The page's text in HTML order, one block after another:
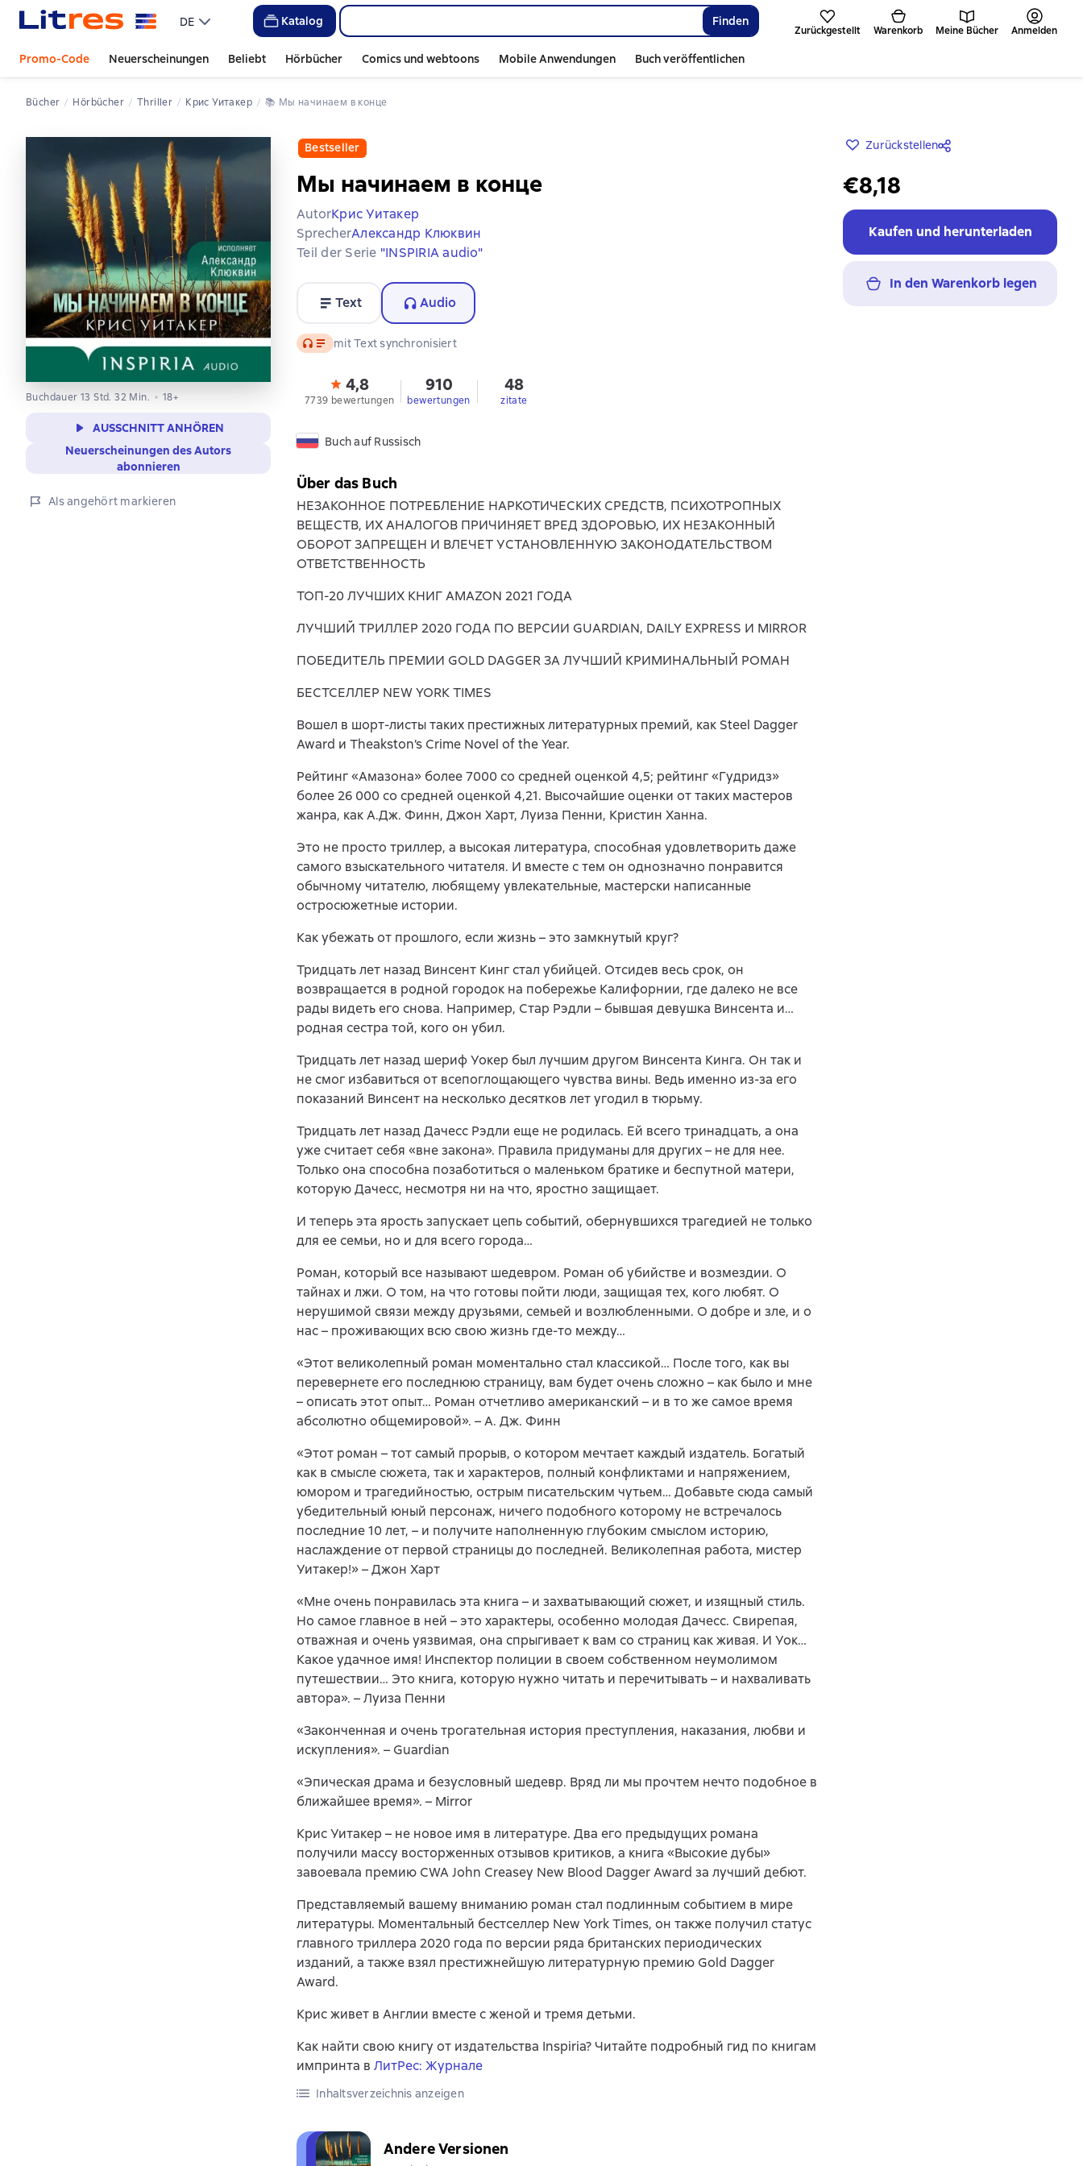
DE Katalog Finden
Zurückgestellt Warenkorb Meine Bücher Anmelden
Promo-Code Neuerscheinungen Beliebt Hörbücher Comics und webtoons Mobile Anwendungen Buch veröffentlichen
Bücher Hörbücher Thriller Крис Уитакер 📚 Мы начинаем в конце
Buchdauer 13 Std. 32 Min. 18+
AUSSCHNITT ANHÖREN
Neuerscheinungen des Autors
abonnieren
Als angehört markieren
Bestseller
Мы начинаем в конце
AutorКрис Уитакер
SprecherАлександр Клюквин
Teil der Serie "INSPIRIA audio"
Text Audio
Audio mit Text synchronisiert
4,8
7739 bewertungen
910
bewertungen
48
zitate
Buch auf Russisch
Zurückstellen
€8,18
Kaufen und herunterladen
In den Warenkorb legen
Über das Buch
НЕЗАКОННОЕ ПОТРЕБЛЕНИЕ НАРКОТИЧЕСКИХ СРЕДСТВ, ПСИХОТРОПНЫХ
ВЕЩЕСТВ, ИХ АНАЛОГОВ ПРИЧИНЯЕТ ВРЕД ЗДОРОВЬЮ, ИХ НЕЗАКОННЫЙ
ОБОРОТ ЗАПРЕЩЕН И ВЛЕЧЕТ УСТАНОВЛЕННУЮ ЗАКОНОДАТЕЛЬСТВОМ
ОТВЕТСТВЕННОСТЬ
ТОП-20 ЛУЧШИХ КНИГ AMAZON 2021 ГОДА
ЛУЧШИЙ ТРИЛЛЕР 2020 ГОДА ПО ВЕРСИИ GUARDIAN, DAILY EXPRESS И MIRROR
ПОБЕДИТЕЛЬ ПРЕМИИ GOLD DAGGER ЗА ЛУЧШИЙ КРИМИНАЛЬНЫЙ РОМАН
БЕСТСЕЛЛЕР NEW YORK TIMES
Вошел в шорт-листы таких престижных литературных премий, как Steel Dagger
Award и Theakston’s Crime Novel of the Year.
Рейтинг «Амазона» более 7000 со средней оценкой 4,5; рейтинг «Гудридз»
более 26 000 со средней оценкой 4,21. Высочайшие оценки от таких мастеров
жанра, как А.Дж. Финн, Джон Харт, Луиза Пенни, Кристин Ханна.
Это не просто триллер, а высокая литература, способная удовлетворить даже
самого взыскательного читателя. И вместе с тем он однозначно понравится
обычному читателю, любящему увлекательные, мастерски написанные
остросюжетные истории.
Как убежать от прошлого, если жизнь – это замкнутый круг?
Тридцать лет назад Винсент Кинг стал убийцей. Отсидев весь срок, он
возвращается в родной городок на побережье Калифорнии, где далеко не все
рады видеть его снова. Например, Стар Рэдли – бывшая девушка Винсента и…
родная сестра той, кого он убил.
Тридцать лет назад шериф Уокер был лучшим другом Винсента Кинга. Он так и
не смог избавиться от всепоглощающего чувства вины. Ведь именно из-за его
показаний Винсент на несколько десятков лет угодил в тюрьму.
Тридцать лет назад Дачесс Рэдли еще не родилась. Ей всего тринадцать, а она
уже считает себя «вне закона». Правила придуманы для других – не для нее.
Только она способна позаботиться о маленьком братике и беспутной матери,
которую Дачесс, несмотря ни на что, яростно защищает.
И теперь эта ярость запускает цепь событий, обернувшихся трагедией не только
для ее семьи, но и для всего города…
Роман, который все называют шедевром. Роман об убийстве и возмездии. О
тайнах и лжи. О том, на что готовы пойти люди, защищая тех, кого любят. О
нерушимой связи между друзьями, семьей и возлюбленными. О добре и зле, и о
нас – проживающих всю свою жизнь где-то между…
«Этот великолепный роман моментально стал классикой… После того, как вы
перевернете его последнюю страницу, вам будет очень сложно – как было и мне
– описать этот опыт… Роман отчетливо американский – и в то же самое время
абсолютно общемировой». – А. Дж. Финн
«Этот роман – тот самый прорыв, о котором мечтает каждый издатель. Богатый
как в смысле сюжета, так и характеров, полный конфликтами и напряжением,
юмором и трагедийностью, острым писательским чутьем… Добавьте сюда самый
убедительный юный персонаж, ничего подобного которому не встречалось
последние 10 лет, – и получите наполненную глубоким смыслом историю,
наслаждение от первой страницы до последней. Великолепная работа, мистер
Уитакер!» – Джон Харт
«Мне очень понравилась эта книга – и захватывающий сюжет, и изящный стиль.
Но самое главное в ней – это характеры, особенно молодая Дачесс. Свирепая,
отважная и очень уязвимая, она спрыгивает к вам со страниц как живая. И Уок…
Какое удачное имя! Инспектор полиции в своем собственном неумолимом
путешествии… Это книга, которую нужно читать и перечитывать – и нахваливать
автора». – Луиза Пенни
«Законченная и очень трогательная история преступления, наказания, любви и
искупления». – Guardian
«Эпическая драма и безусловный шедевр. Вряд ли мы прочтем нечто подобное в
ближайшее время». – Mirror
Крис Уитакер – не новое имя в литературе. Два его предыдущих романа
получили массу восторженных отзывов критиков, а книга «Высокие дубы»
завоевала премию CWA John Creasey New Blood Dagger Award за лучший дебют.
Представляемый вашему вниманию роман стал подлинным событием в мире
литературы. Моментальный бестселлер New York Times, он также получил статус
главного триллера 2020 года по версии ряда британских периодических
изданий, а также взял престижнейшую литературную премию Gold Dagger
Award.
Крис живет в Англии вместе с женой и тремя детьми.
Как найти свою книгу от издательства Inspiria? Читайте подробный гид по книгам
импринта в ЛитРес: Журнале
Inhaltsverzeichnis anzeigen
Andere Versionen